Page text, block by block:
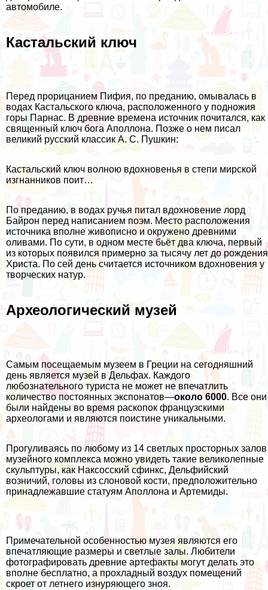
автомобиле.
Кастальский ключ
Перед прорицанием Пифия, по преданию, омывалась в
водах Кастальского ключа, расположенного у подножия
горы Парнас. В древние времена источник почитался, как
священный ключ бога Аполлона. Позже о нем писал
великий русский классик А. С. Пушкин:
Кастальский ключ волною вдохновенья в степи мирской
изгнанников поит…
По преданию, в водах ручья питал вдохновение лорд
Байрон перед написанием поэм. Место расположения
источника вполне живописно и окружено древними
оливами. По сути, в одном месте бьёт два ключа, первый
из которых появился примерно за тысячу лет до рождения
Христа. По сей день считается источником вдохновения у
творческих натур.
Археологический музей
Самым посещаемым музеем в Греции на сегодняшний
день является музей в Дельфах. Каждого
любознательного туриста не может не впечатлить
количество постоянных экспонатов—около 6000. Все они
были найдены во время раскопок французскими
археологами и являются поистине уникальными.
Прогуливаясь по любому из 14 светлых просторных залов
музейного комплекса можно увидеть такие великолепные
скульптуры, как Наксосский сфинкс, Дельфийский
возничий, головы из слоновой кости, предположительно
принадлежавшие статуям Аполлона и Артемиды.
Примечательной особенностью музея являются его
впечатляющие размеры и светлые залы. Любители
фотографировать древние артефакты могут делать это
вполне бесплатно, а прохладный воздух помещений
скроет от летнего изнуряющего зноя.